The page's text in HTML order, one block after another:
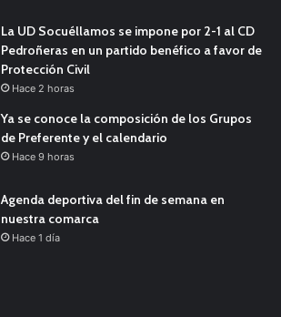
La UD Socuéllamos se impone por 2-1 al CD
Pedroñeras en un partido benéfico a favor de
Protección Civil
Hace 2 horas
Ya se conoce la composición de los Grupos
de Preferente y el calendario
Hace 9 horas
Agenda deportiva del fin de semana en
nuestra comarca
Hace 1 día